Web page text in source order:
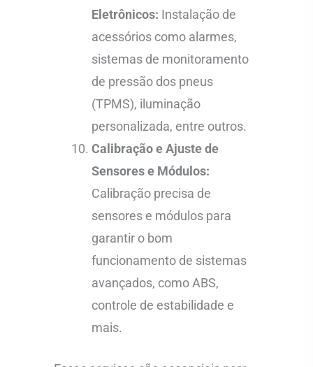
Eletrônicos: Instalação de
acessórios como alarmes,
sistemas de monitoramento
de pressão dos pneus
(TPMS), iluminação
personalizada, entre outros.
Calibração e Ajuste de
Sensores e Módulos:
Calibração precisa de
sensores e módulos para
garantir o bom
funcionamento de sistemas
avançados, como ABS,
controle de estabilidade e
mais.